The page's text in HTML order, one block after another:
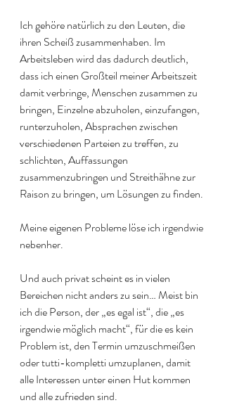
Ich gehöre natürlich zu den Leuten, die
ihren Scheiß zusammenhaben. Im
Arbeitsleben wird das dadurch deutlich,
dass ich einen Großteil meiner Arbeitszeit
damit verbringe, Menschen zusammen zu
bringen, Einzelne abzuholen, einzufangen,
runterzuholen, Absprachen zwischen
verschiedenen Parteien zu treffen, zu
schlichten, Auffassungen
zusammenzubringen und Streithähne zur
Raison zu bringen, um Lösungen zu finden.
Meine eigenen Probleme löse ich irgendwie
nebenher.
Und auch privat scheint es in vielen
Bereichen nicht anders zu sein… Meist bin
ich die Person, der „es egal ist“, die „es
irgendwie möglich macht“, für die es kein
Problem ist, den Termin umzuschmeißen
oder tutti-kompletti umzuplanen, damit
alle Interessen unter einen Hut kommen
und alle zufrieden sind.